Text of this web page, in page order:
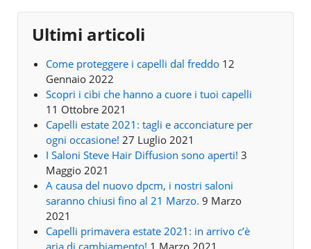
Ultimi articoli
Come proteggere i capelli dal freddo 12
Gennaio 2022
Scopri i cibi che hanno a cuore i tuoi capelli
11 Ottobre 2021
Capelli estate 2021: tagli e acconciature per
ogni occasione! 27 Luglio 2021
I Saloni Steve Hair Diffusion sono aperti! 3
Maggio 2021
A causa del nuovo dpcm, i nostri saloni
saranno chiusi fino al 21 Marzo. 9 Marzo
2021
Capelli primavera estate 2021: in arrivo c’è
aria di cambiamento! 1 Marzo 2021